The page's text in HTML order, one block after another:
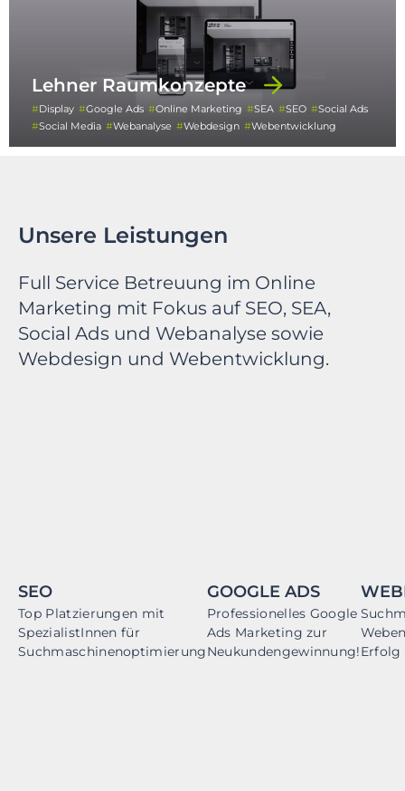
Lehner Raumkonzepte
Display Google Ads Online Marketing SEA SEO
Social Ads
Social Media
Webanalyse Webdesign Webentwicklung
Unsere Leistungen
Full Service Betreuung im Online
Marketing mit Fokus auf SEO, SEA,
Social Ads und Webanalyse sowie
Webdesign und Webentwicklung.
SEO
Top Platzierungen mit
SpezialistInnen für
Suchmaschinenoptimierung
GOOGLE ADS
Professionelles Google
Ads Marketing zur
Neukundengewinnung!Erfolg